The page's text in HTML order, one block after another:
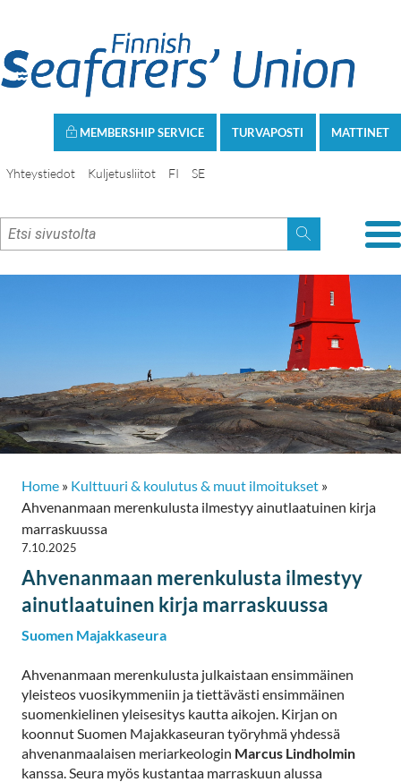
MATTINET
TURVAPOSTI
MEMBERSHIP SERVICE
Yhteystiedot Kuljetusliitot FI SE
Home » Kulttuuri & koulutus & muut ilmoitukset »
Ahvenanmaan merenkulusta ilmestyy ainutlaatuinen kirja
marraskuussa
7.10.2025
Ahvenanmaan merenkulusta ilmestyy
ainutlaatuinen kirja marraskuussa
Suomen Majakkaseura
Ahvenanmaan merenkulusta julkaistaan ensimmäinen
yleisteos vuosikymmeniin ja tiettävästi ensimmäinen
suomenkielinen yleisesitys kautta aikojen. Kirjan on
koonnut Suomen Majakkaseuran työryhmä yhdessä
ahvenanmaalaisen meriarkeologin Marcus Lindholmin
kanssa. Seura myös kustantaa marraskuun alussa